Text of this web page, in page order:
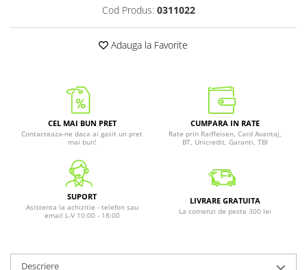
Cod Produs: 0311022
Adauga la Favorite
CEL MAI BUN PRET
Contacteaza-ne daca ai gasit un pret
mai bun!
CUMPARA IN RATE
Rate prin Raiffeisen, Card Avantaj,
BT, Unicredit, Garanti, TBI
SUPORT
Asistenta la achizitie - telefon sau
email L-V 10:00 - 18:00
LIVRARE GRATUITA
La comenzi de peste 300 lei
Descriere